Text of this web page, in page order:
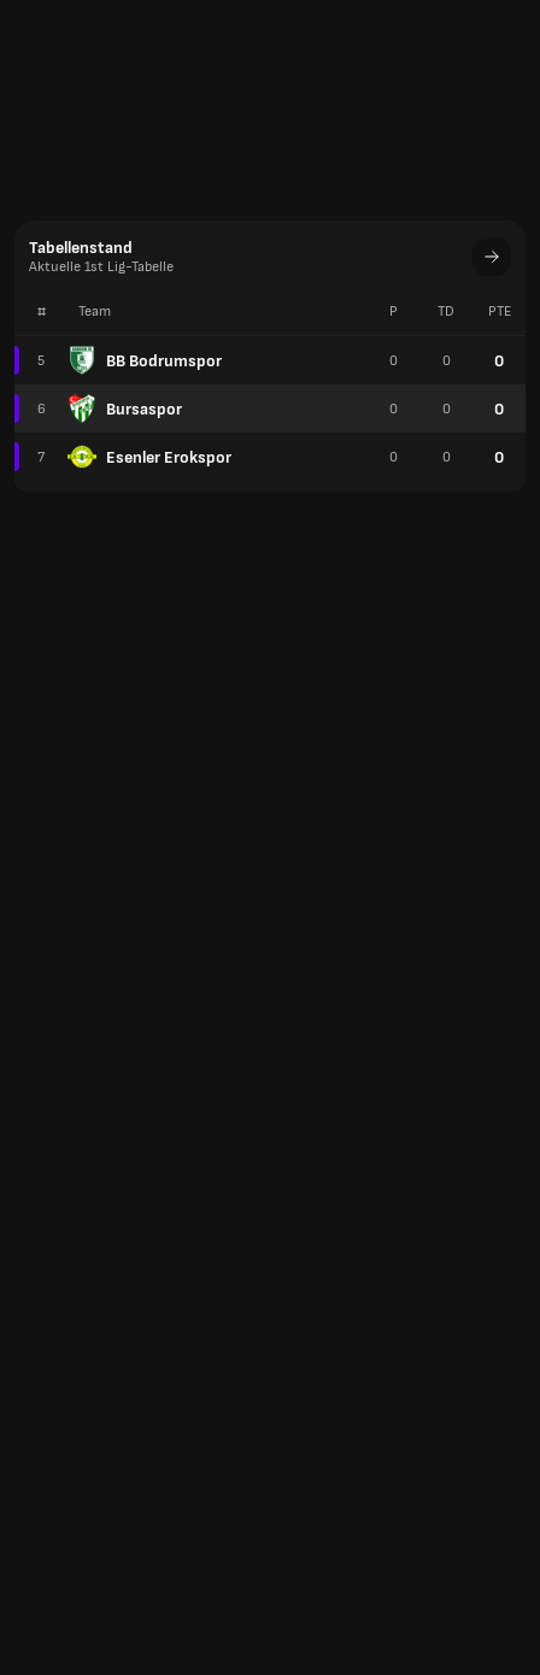
Tabellenstand
Aktuelle 1st Lig-Tabelle
# Team
5 BB Bodrumspor
6 Bursaspor
7 Esenler Erokspor
P TD PTE
0 0 0
0 0 0
0 0 0